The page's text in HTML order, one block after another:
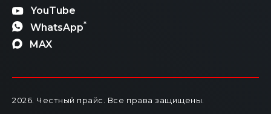
YouTube
WhatsApp*
MAX
2026 . Честный прайс. Все права защищены.